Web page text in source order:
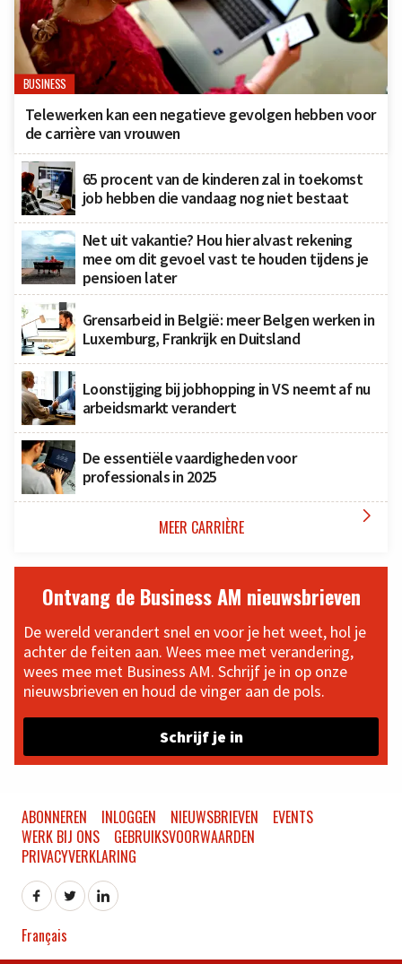
BUSINESS
Telewerken kan een negatieve gevolgen hebben voor
de carrière van vrouwen
65 procent van de kinderen zal in toekomst
job hebben die vandaag nog niet bestaat
Net uit vakantie? Hou hier alvast rekening
mee om dit gevoel vast te houden tijdens je
pensioen later
Grensarbeid in België: meer Belgen werken in
Luxemburg, Frankrijk en Duitsland
Loonstijging bij jobhopping in VS neemt af nu
arbeidsmarkt verandert
De essentiële vaardigheden voor
professionals in 2025
MEER CARRIÈRE 
Ontvang de Business AM nieuwsbrieven
De wereld verandert snel en voor je het weet, hol je
achter de feiten aan. Wees mee met verandering,
wees mee met Business AM. Schrijf je in op onze
nieuwsbrieven en houd de vinger aan de pols.
Schrijf je in
ABONNEREN INLOGGEN NIEUWSBRIEVEN
EVENTS
WERK BIJ ONS
GEBRUIKSVOORWAARDEN
PRIVACYVERKLARING
Français